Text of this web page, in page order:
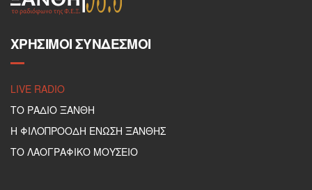
ΧΡΉΣΙΜΟΙ ΣΎΝΔΕΣΜΟΙ
LIVE RADIO
ΤΟ ΡΑΔΙΟ ΞΑΝΘΗ
Η ΦΙΛΟΠΡΟΟΔΗ ΕΝΩΣΗ ΞΑΝΘΗΣ
ΤΟ ΛΑΟΓΡΑΦΙΚΟ ΜΟΥΣΕΙΟ